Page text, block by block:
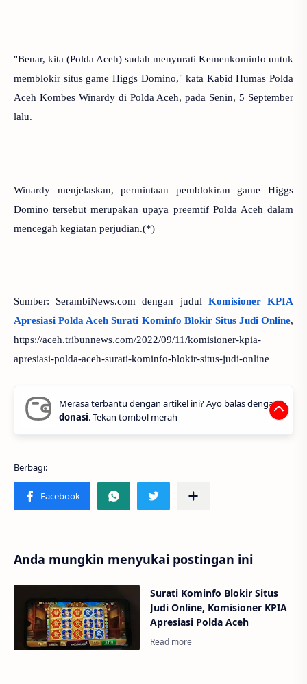
"Benar, kita (Polda Aceh) sudah menyurati Kemenkominfo untuk
memblokir situs game Higgs Domino," kata Kabid Humas Polda
Aceh Kombes Winardy di Polda Aceh, pada Senin, 5 September
lalu.
Winardy menjelaskan, permintaan pemblokiran game Higgs
Domino tersebut merupakan upaya preemtif Polda Aceh dalam
mencegah kegiatan perjudian.(*)
Sumber: SerambiNews.com dengan judul Komisioner KPIA
Apresiasi Polda Aceh Surati Kominfo Blokir Situs Judi Online,
https://aceh.tribunnews.com/2022/09/11/komisioner-kpia-
apresiasi-polda-aceh-surati-kominfo-blokir-situs-judi-online
Merasa terbantu dengan artikel ini? Ayo balas dengan
donasi. Tekan tombol merah
Anda mungkin menyukai postingan ini
Surati Kominfo Blokir Situs
Judi Online, Komisioner KPIA
Apresiasi Polda Aceh